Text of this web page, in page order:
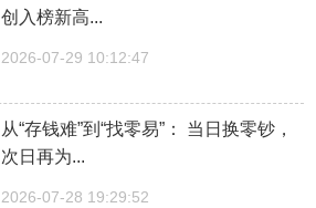
创入榜新高...
2026-07-29 10:12:47
从“存钱难”到“找零易”： 当日换零钞，
次日再为...
2026-07-28 19:29:52